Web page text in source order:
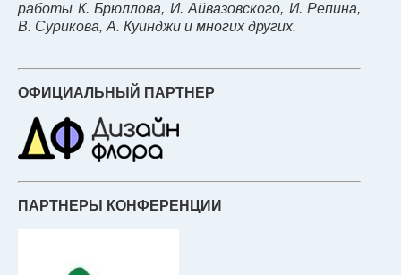
работы К. Брюллова, И. Айвазовского, И. Репина,
В. Сурикова, А. Куинджи и многих других.
ОФИЦИАЛЬНЫЙ ПАРТНЕР
ПАРТНЕРЫ КОНФЕРЕНЦИИ